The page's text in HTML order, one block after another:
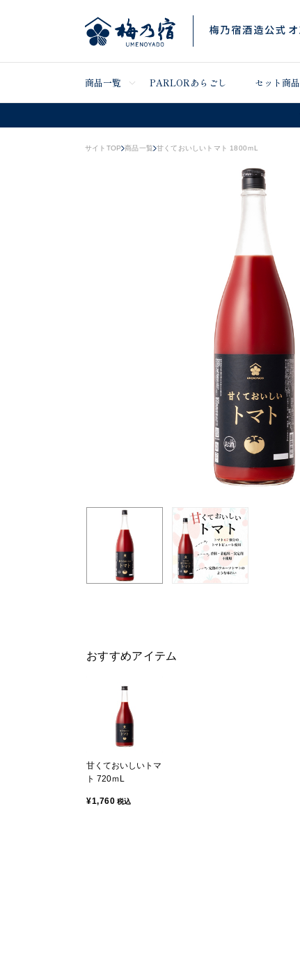
商品一覧 PARLORあらごし セット商品
サイトTOP 商品一覧 甘くておいしいトマト 1800ｍL
おすすめアイテム
甘くておいしいトマ
ト 720ｍL
¥1,760 税込